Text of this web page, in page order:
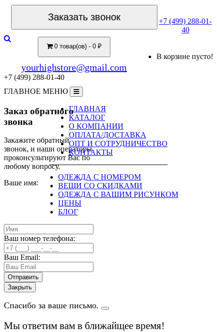
Заказать звонок
+7 (499) 288-01-
40
0 товар(ов) - 0 ₽
В корзине пусто!
yourhighstore@gmail.com
+7 (499) 288-01-40
ГЛАВНОЕ МЕНЮ
ГЛАВНАЯ
КАТАЛОГ
О КОМПАНИИ
ОПЛАТА/ДОСТАВКА
ОПТ И СОТРУДНИЧЕСТВО
КОНТАКТЫ
ОДЕЖДА С НОМЕРОМ
ВЕЩИ СО СКИДКАМИ
ОДЕЖДА С ВАШИМ РИСУНКОМ
ЦЕНЫ
БЛОГ
Заказ обратного
звонка
Закажите обратный
звонок, и наши операторы
проконсультируют Вас по
любому вопросу.
Ваше имя:
Ваш номер телефона:
Ваш Email:
Закрыть
Спасибо за ваше письмо.
Мы ответим вам в ближайщее время!